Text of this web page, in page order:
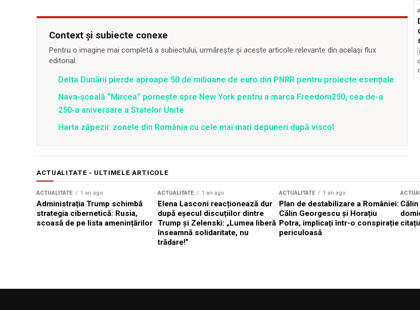
Context și subiecte conexe
Pentru o imagine mai completă a subiectului, urmărește și aceste articole relevante din același flux
editorial.
Delta Dunării pierde aproape 50 de milioane de euro din PNRR pentru proiecte esențiale
Nava-școală “Mircea” pornește spre New York pentru a marca Freedom250, cea de-a
250-a aniversare a Statelor Unite
Harta zăpezii: zonele din România cu cele mai mari depuneri după viscol
ACTUALITATE - ULTIMELE ARTICOLE
ACTUALITATE 1 an ago
Administrația Trump schimbă
strategia cibernetică: Rusia,
scoasă de pe lista amenințărilor
ACTUALITATE 1 an ago
Elena Lasconi reacționează dur
după eșecul discuțiilor dintre
Trump și Zelenski: „Lumea liberă
înseamnă solidaritate, nu
trădare!”
ACTUALITATE 1 an ago
Plan de destabilizare a României:
Călin Georgescu și Horațiu
Potra, implicați într-o conspirație
periculoasă